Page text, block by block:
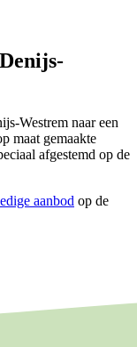
Westrem naar een
maat gemaakte
afgestemd op de
aanbod op de